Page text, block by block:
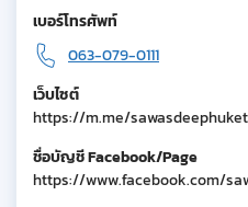
เบอร์โทรศัพท์
063-079-0111
เว็บไซต์
https://m.me/
ชื่อบัญชี Facebook/Page
https://www.facebook.com/